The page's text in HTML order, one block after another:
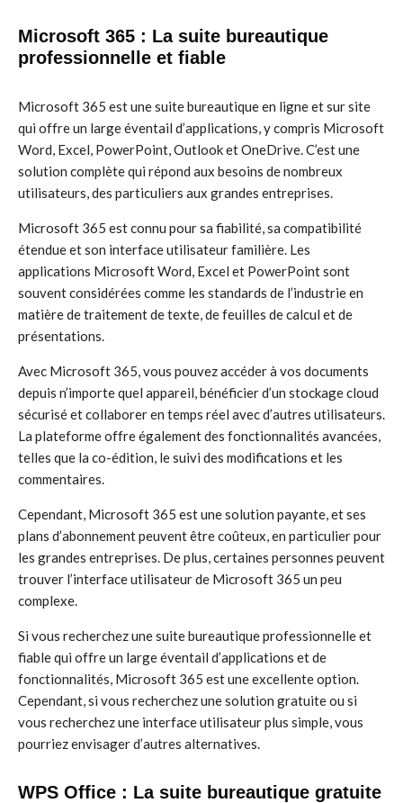
Microsoft 365 : La suite bureautique
professionnelle et fiable
Microsoft 365 est une suite bureautique en ligne et sur site
qui offre un large éventail d’applications, y compris Microsoft
Word, Excel, PowerPoint, Outlook et OneDrive. C’est une
solution complète qui répond aux besoins de nombreux
utilisateurs, des particuliers aux grandes entreprises.
Microsoft 365 est connu pour sa fiabilité, sa compatibilité
étendue et son interface utilisateur familière. Les
applications Microsoft Word, Excel et PowerPoint sont
souvent considérées comme les standards de l’industrie en
matière de traitement de texte, de feuilles de calcul et de
présentations.
Avec Microsoft 365, vous pouvez accéder à vos documents
depuis n’importe quel appareil, bénéficier d’un stockage cloud
sécurisé et collaborer en temps réel avec d’autres utilisateurs.
La plateforme offre également des fonctionnalités avancées,
telles que la co-édition, le suivi des modifications et les
commentaires.
Cependant, Microsoft 365 est une solution payante, et ses
plans d’abonnement peuvent être coûteux, en particulier pour
les grandes entreprises. De plus, certaines personnes peuvent
trouver l’interface utilisateur de Microsoft 365 un peu
complexe.
Si vous recherchez une suite bureautique professionnelle et
fiable qui offre un large éventail d’applications et de
fonctionnalités, Microsoft 365 est une excellente option.
Cependant, si vous recherchez une solution gratuite ou si
vous recherchez une interface utilisateur plus simple, vous
pourriez envisager d’autres alternatives.
WPS Office : La suite bureautique gratuite